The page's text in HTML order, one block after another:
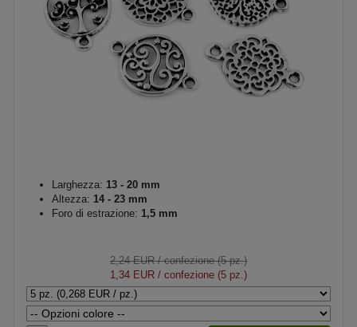
Larghezza: 13 - 20 mm
Altezza: 14 - 23 mm
Foro di estrazione: 1,5 mm
2,24 EUR/ confezione (5 pz.)
1,34 EUR / confezione (5 pz.)